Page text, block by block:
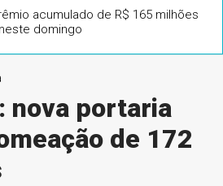
acumulado de R$ 165 milhões
neste domingo
nova portaria
de 172